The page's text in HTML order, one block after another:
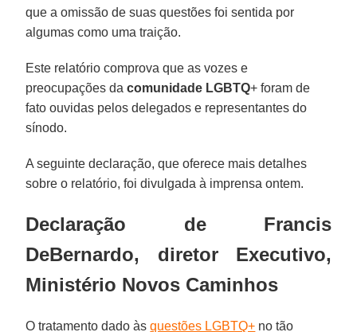
que a omissão de suas questões foi sentida por
algumas como uma traição.
Este relatório comprova que as vozes e
preocupações dacomunidade LGBTQ+ foram de
fato ouvidas pelos delegados e representantes do
sínodo.
A seguinte declaração, que oferece mais detalhes
sobre o relatório, foi divulgada à imprensa ontem.
Declaração de Francis
DeBernardo, diretor Executivo,
Ministério Novos Caminhos
O tratamento dado àsquestões LGBTQ+ no tão